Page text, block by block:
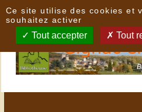
Ce site utilise des cookies et
souhaitez activer
Tout accepter Tout